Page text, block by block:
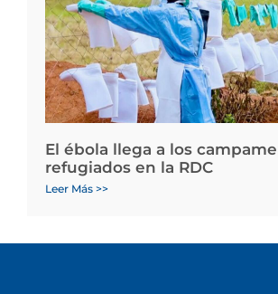
El ébola llega a los
refugiados en la RDC
Leer Más >>